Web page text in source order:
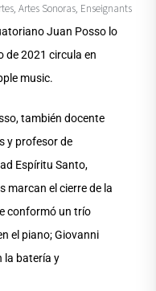
Artes Sonoras Enseignants
Juan Posso lo
de 2021 circula en
music.
también docente
y profesor de
Espíritu Santo,
marcan el cierre de la
conformó un trío
el piano; Giovanni
la batería y